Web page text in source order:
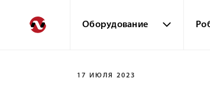
Оборудование
17 ИЮЛЯ 2023